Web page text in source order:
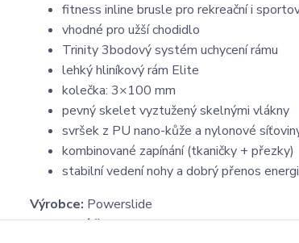
fitness inline brusle pro rekreační i
vhodné pro užší chodidlo
Trinity 3bodový systém uchycení rámu
lehký hliníkový rám Elite
kolečka: 3×100 mm
pevný skelet vyztužený skelnými vlákny
svršek z PU nano-kůže a nylonové
kombinované zapínání (tkaničky + přezky)
stabilní vedení nohy a dobrý přenos
Výrobce: Powerslide
Modelová řada:Phuzion